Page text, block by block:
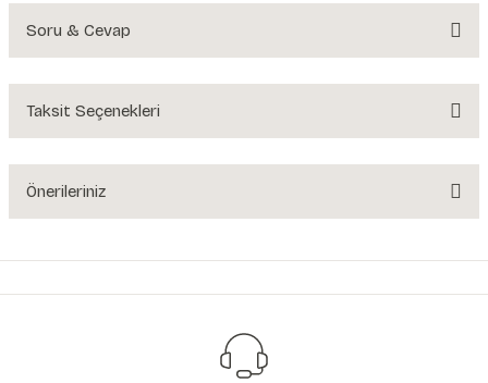
Soru & Cevap
Ürün hakkında henüz soru sorulmamış.
Taksit Seçenekleri
Önerileriniz
yetersiz gördüğünüz noktaları öneri formunu kullanarak tarafımıza
Görüş ve önerileriniz için teşekkür ederiz.
Ürün resmi kalitesiz, bozuk veya görüntülenemiyor.